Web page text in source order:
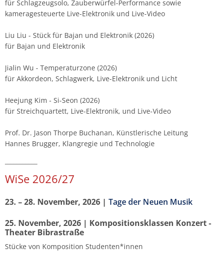
für Schlagzeugsolo, Zauberwürfel-Performance sowie
kameragesteuerte Live-Elektronik und Live-Video
Liu Liu - Stück für Bajan und Elektronik (2026)
für Bajan und Elektronik
Jialin Wu - Temperaturzone (2026)
für Akkordeon, Schlagwerk, Live-Elektronik und Licht
Heejung Kim - Si-Seon (2026)
für Streichquartett, Live-Elektronik, und Live-Video
Prof. Dr. Jason Thorpe Buchanan, Künstlerische Leitung
Hannes Brugger, Klangregie und Technologie
WiSe 2026/27
23. – 28. November, 2026 | Tage der Neuen Musik
25. November, 2026 | Kompositionsklassen Konzert -
Theater Bibrastraße
Stücke von Komposition Studenten*innen
Musiktheaterkorrepetition
Musiktheorie
Streichinstrumente
Master of Music in Performance
Johannes Wolf
Musikwissenschaft/Musikermedizin
Fachgruppe Musikpädagogik Lehramt